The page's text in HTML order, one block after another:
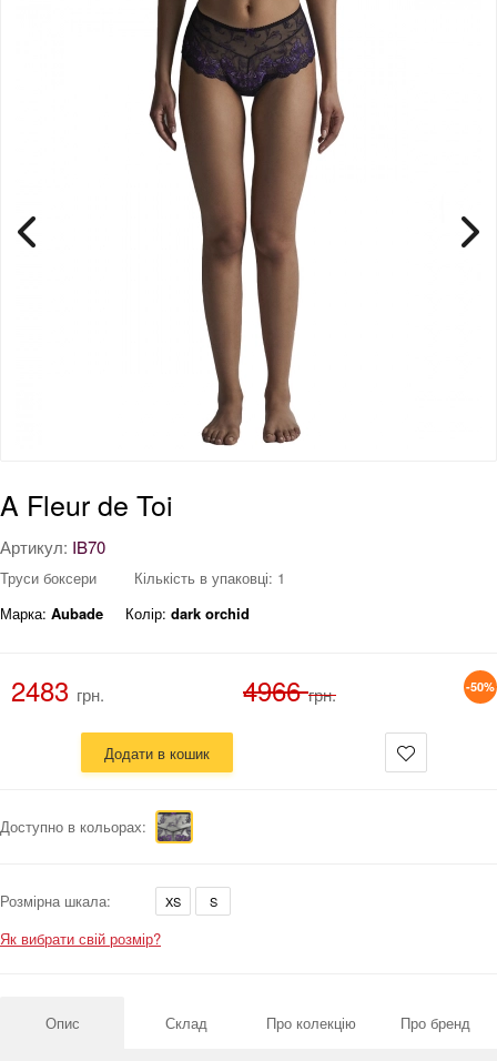
A Fleur de Toi
Артикул: IB70
Труси боксери
Кількість в упаковці: 1
Марка: Aubade Колір: dark orchid
2483 грн. 4966 грн. -50%
Додати в кошик
Доступно в кольорах:
Розмірна шкала: XS S
Як вибрати свій розмір?
Опис Склад Про колекцію Про бренд